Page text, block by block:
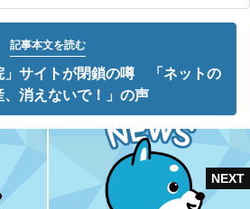
記事本文を読む
」サイトが閉鎖の噂 「ネットの
、消えないで！」の声